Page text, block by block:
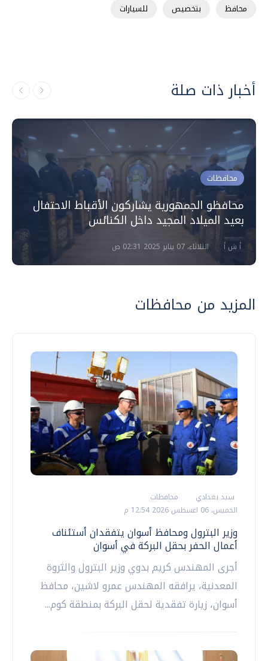
محافظ بتخصيص للسيارات
أخبار ذات صلة
محافظات
محافظو الجمهورية يشاركون الأقباط الاحتفال
بعيد الميلاد المجيد داخل الكنائس
أ ش أ الثلاثاء، 07 يناير 2025 02:31 ص
المزيد من محافظات
سيد بغدادي
محافظات
الخميس، 06 اغسطس 2026 12:54 م
وزير البترول ومحافظ أسوان يتفقدان أستئناف
أعمال الحفر بحقل البركة في أسوان
أجرى المهندس كريم بدوي وزير البترول والثروة
المعدنية، يرافقه المهندس عمرو لاشين، محافظ
أسوان، زيارة تفقدية لحقل البركة بمنطقة كوم...